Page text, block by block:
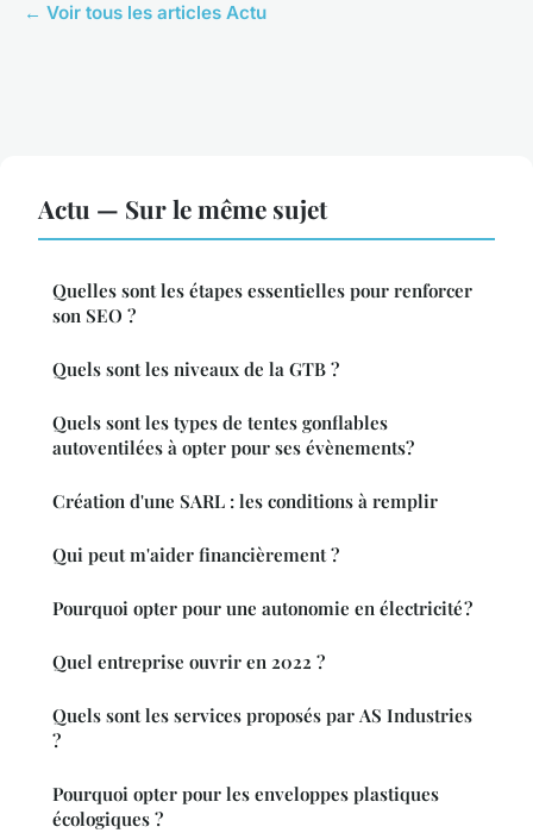
← Voir tous les articles Actu
Actu — Sur le même sujet
Quelles sont les étapes essentielles pour renforcer
son SEO ?
Quels sont les niveaux de la GTB ?
Quels sont les types de tentes gonflables
autoventilées à opter pour ses évènements?
Création d'une SARL : les conditions à remplir
Qui peut m'aider financièrement ?
Pourquoi opter pour une autonomie en électricité ?
Quel entreprise ouvrir en 2022 ?
Quels sont les services proposés par AS Industries
?
Pourquoi opter pour les enveloppes plastiques
écologiques ?